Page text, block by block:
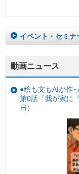
イベント・セミ
動画ニュース
●絵も文もAIが作
第0話「我が家に
日）